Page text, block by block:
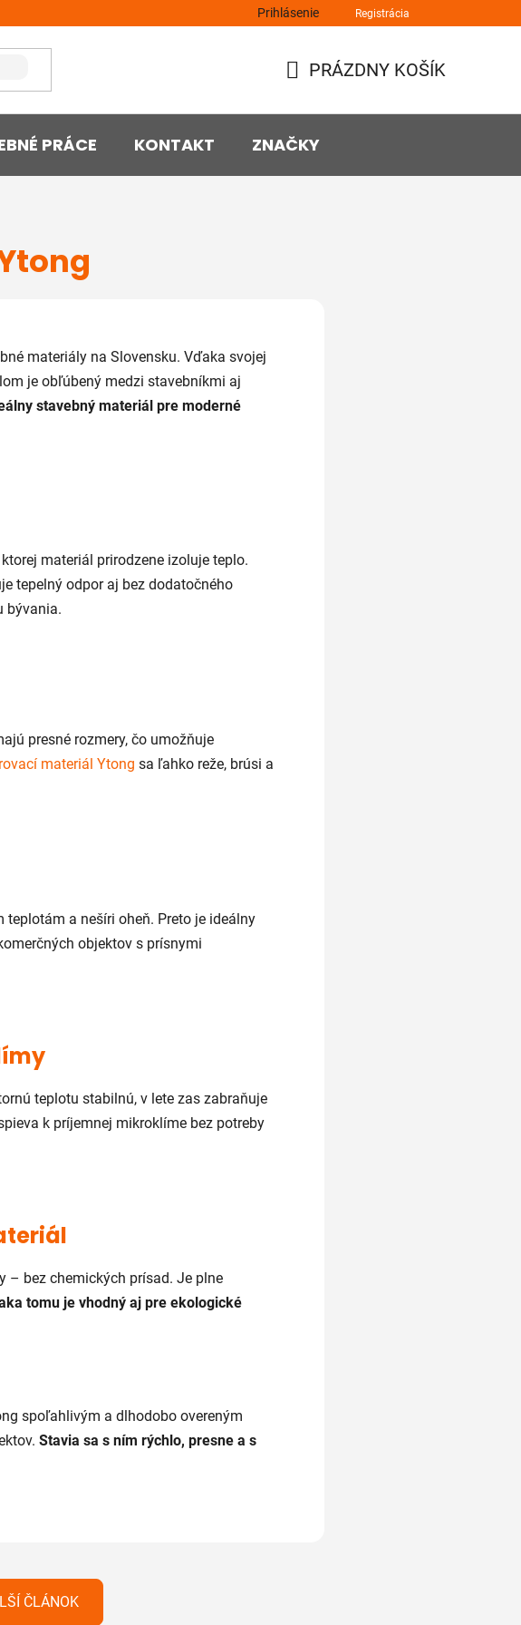
Prihlásenie Registrácia
KOŠÍK
PRÁZDNY KOŠÍK
PRÁCE KONTAKT ZNAČKY
materiály na Slovensku. Vďaka svojej
je obľúbený medzi stavebníkmi aj
stavebný materiál pre moderné
materiál prirodzene izoluje teplo.
tepelný odpor aj bez dodatočného
bývania.
presné rozmery, čo umožňuje
materiál Ytong sa ľahko reže, brúsi a
a nešíri oheň. Preto je ideálny
objektov s prísnymi
teplotu stabilnú, v lete zas zabraňuje
k príjemnej mikroklíme bez potreby
– bez chemických prísad. Je plne
tomu je vhodný aj pre ekologické
spoľahlivým a dlhodobo overeným
Stavia sa s ním rýchlo, presne a s
ČLÁNOK